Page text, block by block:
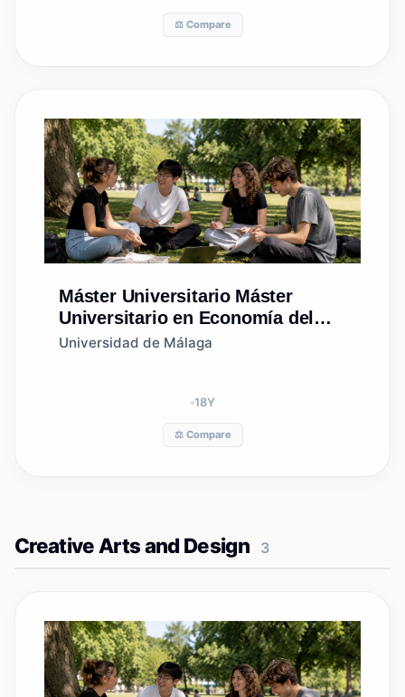
⚖️ Compare
Máster Universitario Máster
Universitario en Economía del
Turismo, del Transporte y del
Universidad de Málaga
18Y
⚖️ Compare
Creative Arts and Design 3